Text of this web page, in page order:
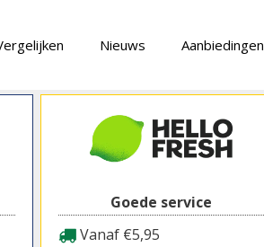
Nieuws Aanbiedingen
Goede service
Vanaf €5,95